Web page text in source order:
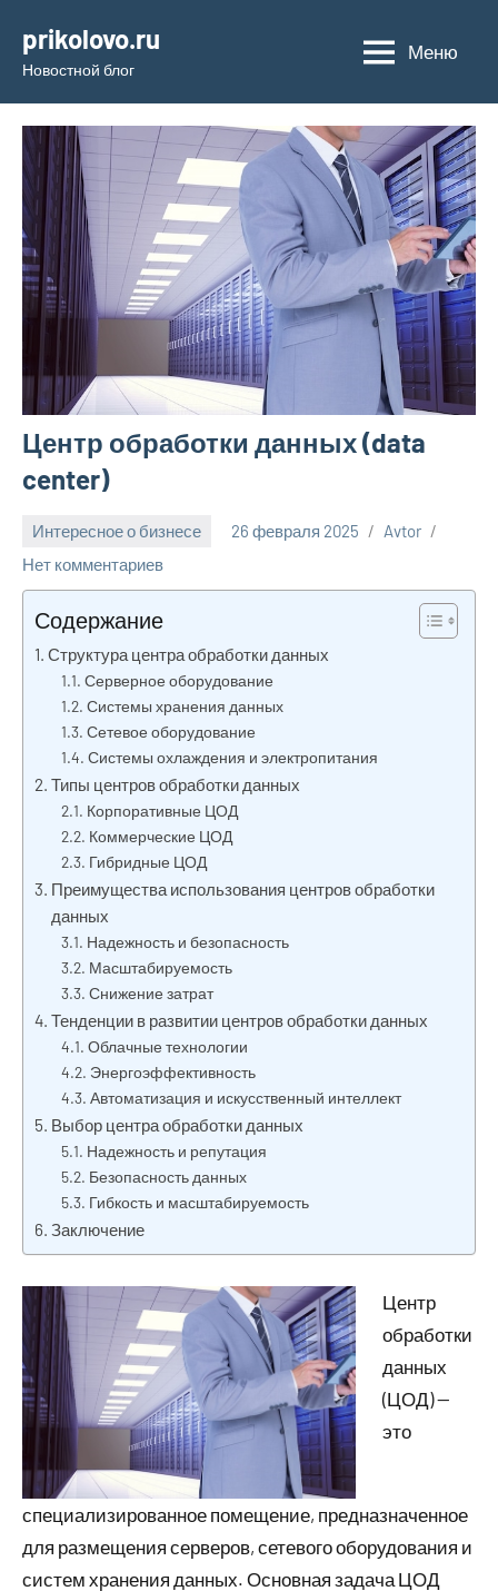
содержимому
prikolovo.ru
Новостной блог
Меню
Центр обработки данных (data
center)
Интересное о бизнесе 26 февраля 2025
Avtor
Нет комментариев
Содержание
Структура центра обработки данных
Серверное оборудование
Системы хранения данных
Сетевое оборудование
Системы охлаждения и электропитания
Типы центров обработки данных
Корпоративные ЦОД
Коммерческие ЦОД
Гибридные ЦОД
Преимущества использования центров обработки
данных
Надежность и безопасность
Масштабируемость
Снижение затрат
Тенденции в развитии центров обработки данных
Облачные технологии
Энергоэффективность
Автоматизация и искусственный интеллект
Выбор центра обработки данных
Надежность и репутация
Безопасность данных
Гибкость и масштабируемость
Заключение
Центр
обработки
данных
(ЦОД) —
это
специализированное помещение, предназначенное
для размещения серверов, сетевого оборудования и
систем хранения данных. Основная задача ЦОД